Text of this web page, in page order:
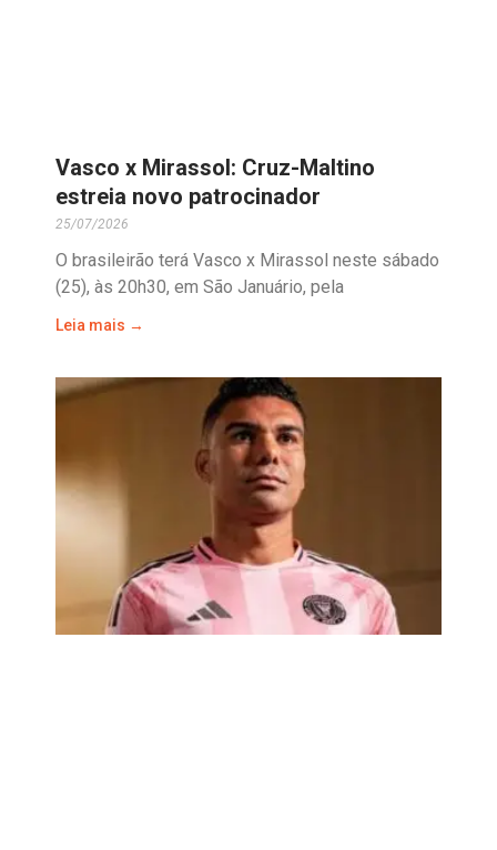
Vasco x Mirassol: Cruz-Maltino
estreia novo patrocinador
25/07/2026
O brasileirão terá Vasco x Mirassol neste sábado
(25), às 20h30, em São Januário, pela
Leia mais →